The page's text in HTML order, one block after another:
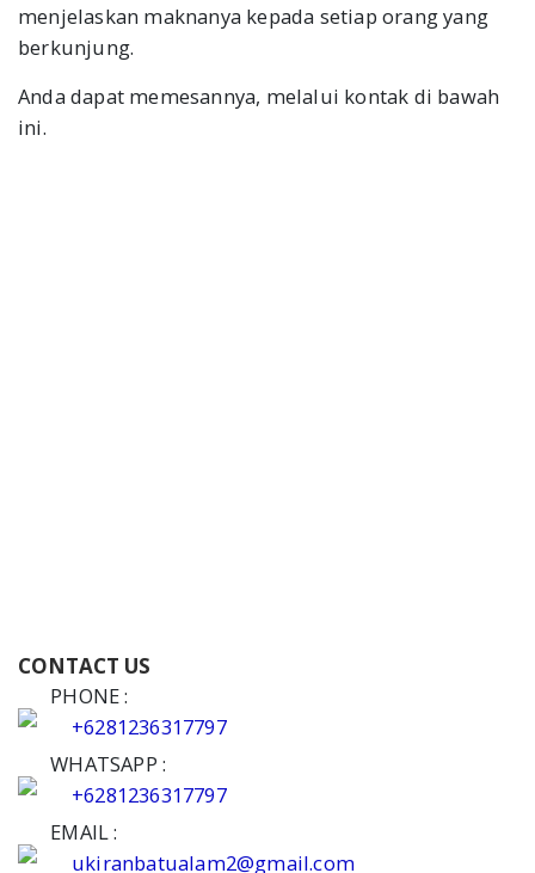
menjelaskan maknanya kepada setiap orang yang
berkunjung.
Anda dapat memesannya, melalui kontak di bawah
ini.
CONTACT US
PHONE :
+6281236317797
WHATSAPP :
+6281236317797
EMAIL :
ukiranbatualam2@gmail.com